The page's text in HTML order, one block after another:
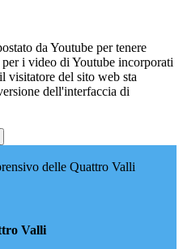
da Youtube per tenere
i video di Youtube incorporati
visitatore del sito web sta
dell'interfaccia di
delle Quattro Valli
Valli